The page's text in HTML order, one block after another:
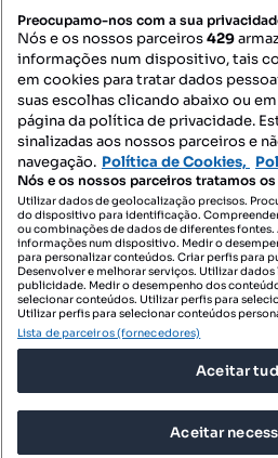
Mapa do Site
Contacte-nos
SIGA-NOS:
© 2026 Imovirtual.com,
Preocupamo-nos com a sua
Nós e os nossos parceiros429
informações num dispositivo, tais
em cookies para tratar dados
suas escolhas clicando abaixo ou
página da política de privacidade.
sinalizadas aos nossos parceiros e
navegação. Política de Cookies,
Nós e os nossos parceiros tratamos
Utilizar dados de geolocalização precisos.
do dispositivo para identificação.
ou combinações de dados de diferentes fontes.
informações num dispositivo. Medir o
para personalizar conteúdos. Criar perfis para
Desenvolver e melhorar serviços. Utilizar
publicidade. Medir o desempenho dos
selecionar conteúdos. Utilizar perfis para
Utilizar perfis para selecionar conteúdos
Lista de parceiros (fornecedores)
Aceitar
Aceitar